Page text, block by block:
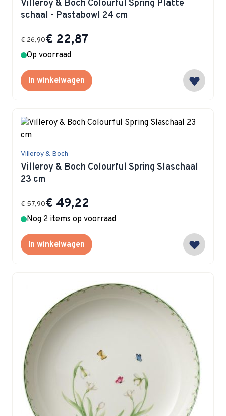
Villeroy & Boch Colourful Spring Platte
schaal - Pastabowl 24 cm
Special Price
€ 22,87
€ 26,90
Op voorraad
In winkelwagen
Villeroy & Boch
Villeroy & Boch Colourful Spring Slaschaal
23 cm
Special Price
€ 49,22
€ 57,90
Nog 2 items op voorraad
In winkelwagen